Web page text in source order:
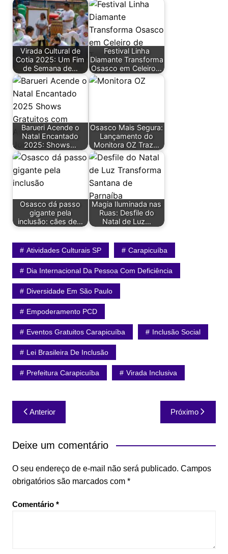
Virada Cultural de
Cotia 2025: Um Fim
de Semana de…
Festival Linha
Diamante Transforma
Osasco em Celeiro…
Barueri Acende o
Natal Encantado
2025: Shows…
Osasco Mais Segura:
Lançamento do
Monitora OZ Traz…
Osasco dá passo
gigante pela
inclusão: cães de…
Magia Iluminada nas
Ruas: Desfile do
Natal de Luz…
Atividades Culturais SP Carapicuíba
Dia Internacional Da Pessoa Com Deficiência
Diversidade Em São Paulo
Empoderamento PCD
Eventos Gratuitos Carapicuíba Inclusão Social
Lei Brasileira De Inclusão
Prefeitura Carapicuíba Virada Inclusiva
Navegação
de
Post
Anterior Próximo
Deixe um comentário
O seu endereço de e-mail não será publicado. Campos
obrigatórios são marcados com *
Comentário *